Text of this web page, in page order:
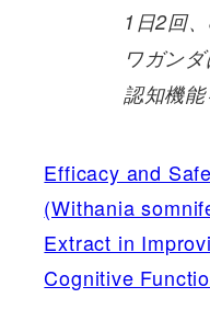
1日2回
ワガン
認知機能
Efficacy and
(Withania
Extract in
Cognitive